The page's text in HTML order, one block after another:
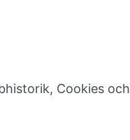
Cookies och